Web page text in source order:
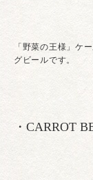
「野菜の王様」ケ
グビールです。
・CARROT